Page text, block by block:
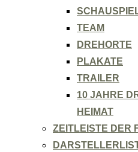
TEAM
DREHORTE
PLAKATE
TRAILER
10 JAHRE
HEIMAT
ZEITLEISTE DER